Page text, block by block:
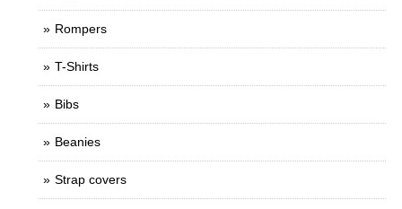
Rompers
T-Shirts
Bibs
Beanies
Strap covers